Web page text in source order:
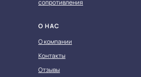
сопротивления
О НАС
О компании
Контакты
Отзывы